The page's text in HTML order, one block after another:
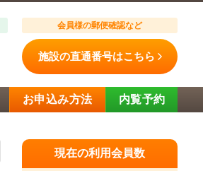
会員様の郵便確認など
施設の直通番号はこちら
お申込み方法 内覧予約
現在の利用会員数